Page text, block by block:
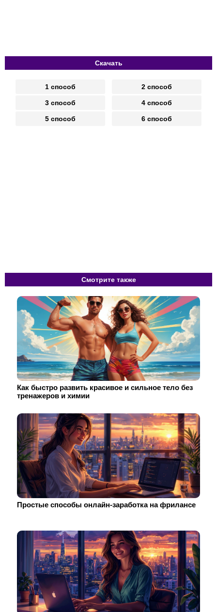
Скачать
1 способ 2 способ
3 способ 4 способ
5 способ 6 способ
Смотрите также
Как быстро развить красивое и сильное тело без
тренажеров и химии
Простые способы онлайн-заработка на фрилансе